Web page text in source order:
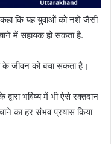
कहा कि यह युवाओं को नशे जैसी
में सहायक हो सकता है.
के जीवन को बचा सकता है।
भविष्य में भी ऐसे रक्तदान
का हर संभव प्रयास किया